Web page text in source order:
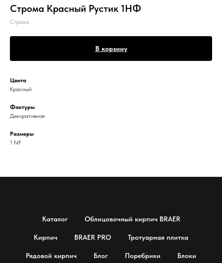
Строма Красный Рустик 1НФ
Строма
В корзину
Цвета
Красный
Фактуры
Декоративная
Размеры
1 NF
Каталог Облицовочный кирпич BRAER
Кирпич BRAER PRO Тротуарная плитка
Рядовой кирпич Блог Поребрики Блоки